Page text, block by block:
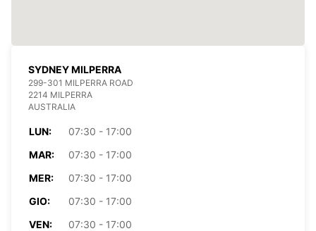
SYDNEY MILPERRA
299-301 MILPERRA ROAD
2214 MILPERRA
AUSTRALIA
LUN:
07:30 - 17:00
MAR:
07:30 - 17:00
MER:
07:30 - 17:00
GIO:
07:30 - 17:00
VEN:
07:30 - 17:00